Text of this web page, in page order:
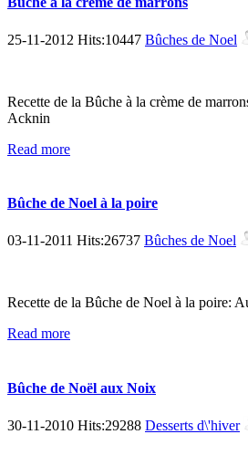
25-11-2012 Hits:10447 Bûches de Noel
Recette de la Bûche à la crème de
Acknin
Read more
Bûche de Noel à la poire
03-11-2011 Hits:26737 Bûches de Noel
Recette de la Bûche de Noel à la poire:
Read more
Bûche de Noël aux Noix
30-11-2010 Hits:29288 Desserts d\'hiver